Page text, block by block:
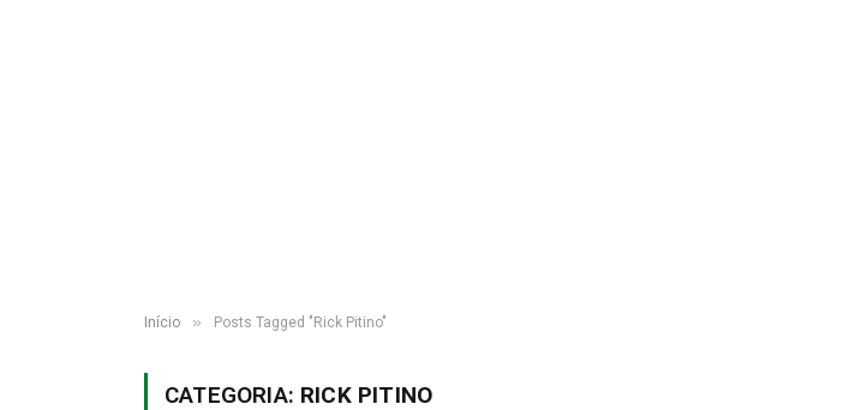
Início » Posts Tagged "Rick Pitino"
CATEGORIA: RICK PITINO